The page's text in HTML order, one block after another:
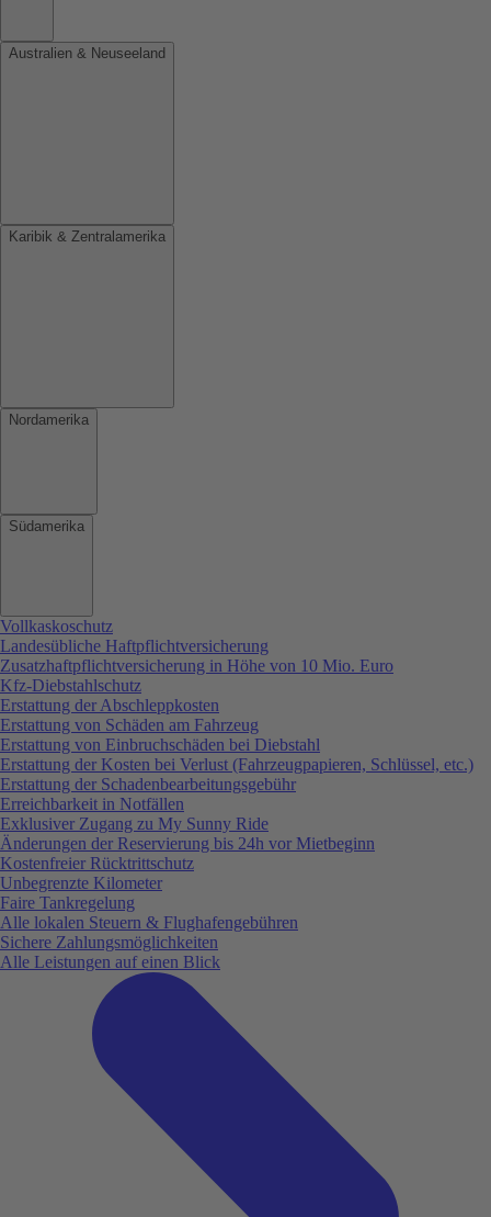
Australien & Neuseeland
Karibik & Zentralamerika
Nordamerika
Südamerika
Vollkaskoschutz
Landesübliche Haftpflichtversicherung
Zusatzhaftpflichtversicherung in Höhe von 10 Mio. Euro
Kfz-Diebstahlschutz
Erstattung der Abschleppkosten
Erstattung von Schäden am Fahrzeug
Erstattung von Einbruchschäden bei Diebstahl
Erstattung der Kosten bei Verlust (Fahrzeugpapieren, Schlüssel, etc.)
Erstattung der Schadenbearbeitungsgebühr
Erreichbarkeit in Notfällen
Exklusiver Zugang zu My Sunny Ride
Änderungen der Reservierung bis 24h vor Mietbeginn
Kostenfreier Rücktrittschutz
Unbegrenzte Kilometer
Faire Tankregelung
Alle lokalen Steuern & Flughafengebühren
Sichere Zahlungsmöglichkeiten
Alle Leistungen auf einen Blick